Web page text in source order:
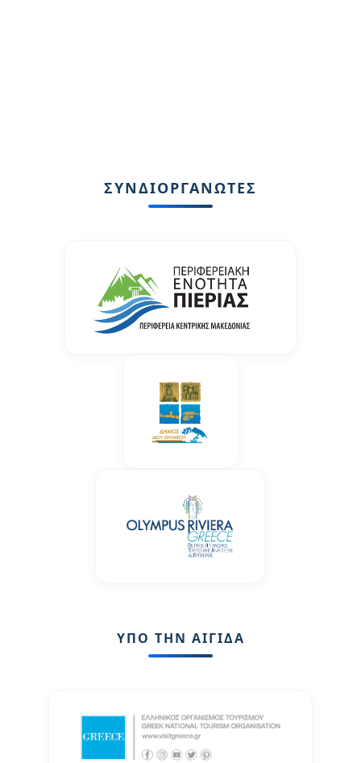
ΣΥΝΔΙΟΡΓΑΝΩΤΕΣ
ΥΠΟ ΤΗΝ ΑΙΓΙΔΑ